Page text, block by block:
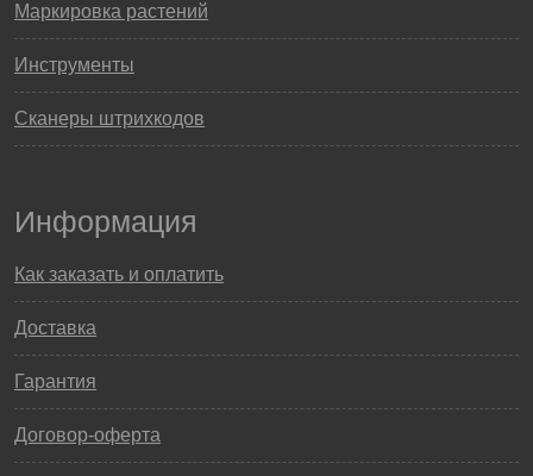
Маркировка растений
Инструменты
Сканеры штрихкодов
Информация
Как заказать и оплатить
Доставка
Гарантия
Договор-оферта